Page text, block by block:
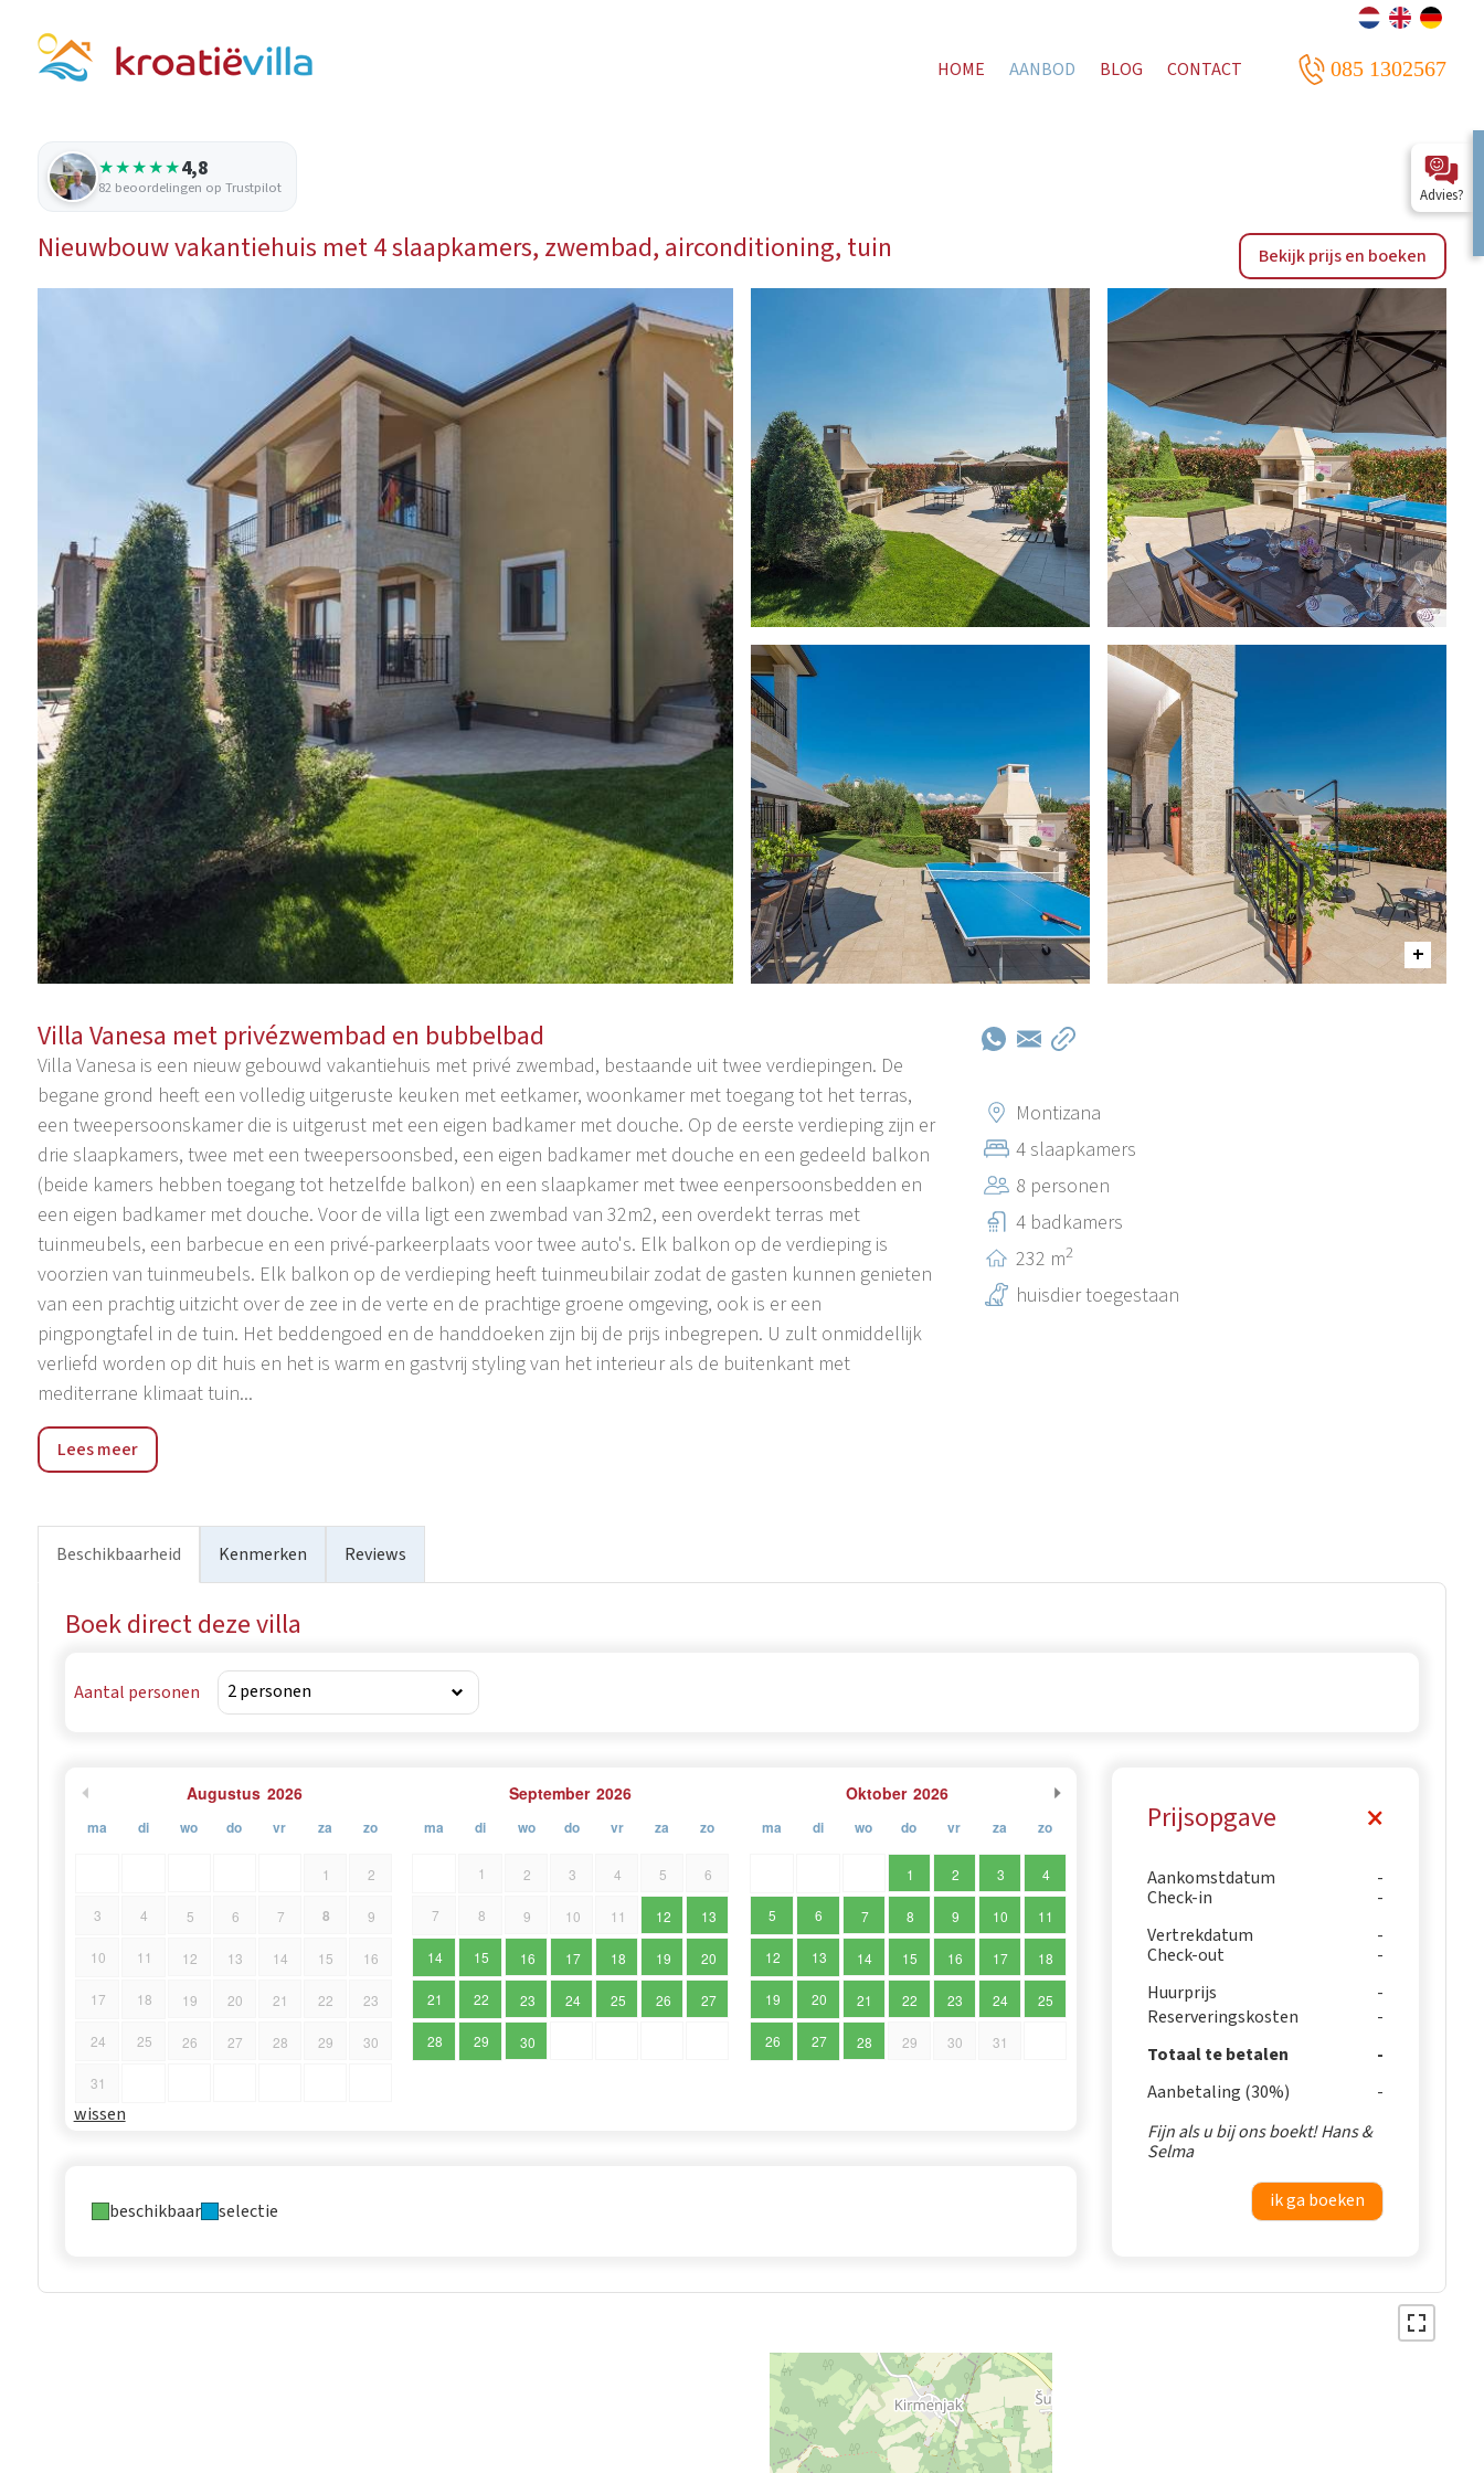
HOME AANBOD BLOG CONTACT 085 1302567
★★★★★4,8
82 beoordelingen op Trustpilot
Nieuwbouw vakantiehuis met 4 slaapkamers, zwembad, airconditioning, tuin Bekijk prijs en boeken
Villa Vanesa met privézwembad en bubbelbad
Villa Vanesa is een nieuw gebouwd vakantiehuis met privé zwembad, bestaande uit twee verdiepingen. De
begane grond heeft een volledig uitgeruste keuken met eetkamer, woonkamer met toegang tot het terras,
een tweepersoonskamer die is uitgerust met een eigen badkamer met douche. Op de eerste verdieping zijn er
drie slaapkamers, twee met een tweepersoonsbed, een eigen badkamer met douche en een gedeeld balkon
(beide kamers hebben toegang tot hetzelfde balkon) en een slaapkamer met twee eenpersoonsbedden en
een eigen badkamer met douche. Voor de villa ligt een zwembad van 32m2, een overdekt terras met
tuinmeubels, een barbecue en een privé-parkeerplaats voor twee auto's. Elk balkon op de verdieping is
voorzien van tuinmeubels. Elk balkon op de verdieping heeft tuinmeubilair zodat de gasten kunnen genieten
van een prachtig uitzicht over de zee in de verte en de prachtige groene omgeving, ook is er een
pingpongtafel in de tuin. Het beddengoed en de handdoeken zijn bij de prijs inbegrepen. U zult onmiddellijk
verliefd worden op dit huis en het is warm en gastvrij styling van het interieur als de buitenkant met
mediterrane klimaat tuin...
Villa Vanesa is gelegen in een dorp genaamd Montižana op 10 km afstand van het stadscentrum van Porec, 10
km van de stranden van Zelena en Plava Laguna, en 10 km van het stadsstrand. Daar vind je de
Lees meer
Montizana
4 slaapkamers
8 personen
4 badkamers
232 m2
huisdier toegestaan
Beschikbaarheid Kenmerken Reviews
Boek direct deze villa
Aantal personen
Augustus 2026
ma di wo do vr za zo
1 2
3 4 5 6 7 8 9
10 11 12 13 14 15 16
17 18 19 20 21 22 23
24 25 26 27 28 29 30
31
September 2026
ma di wo do vr za zo
1 2 3 4 5 6
7 8 9 10 11 12 13
14 15 16 17 18 19 20
21 22 23 24 25 26 27
28 29 30
Oktober 2026
ma di wo do vr za zo
1 2 3 4
5 6 7 8 9 10 11
12 13 14 15 16 17 18
19 20 21 22 23 24 25
26 27 28 29 30 31
wissen
beschikbaar selectie
Prijsopgave
Aankomstdatum
Check-in
Vertrekdatum
Check-out
Huurprijs
Reserveringskosten
Totaal te betalen
Aanbetaling (30%)
Fijn als u bij ons boekt! Hans &
Selma
ik ga boeken
Advies?